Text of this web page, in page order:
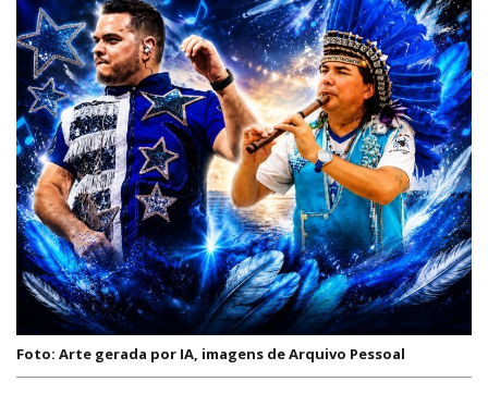
Foto: Arte gerada por IA, imagens de Arquivo Pessoal